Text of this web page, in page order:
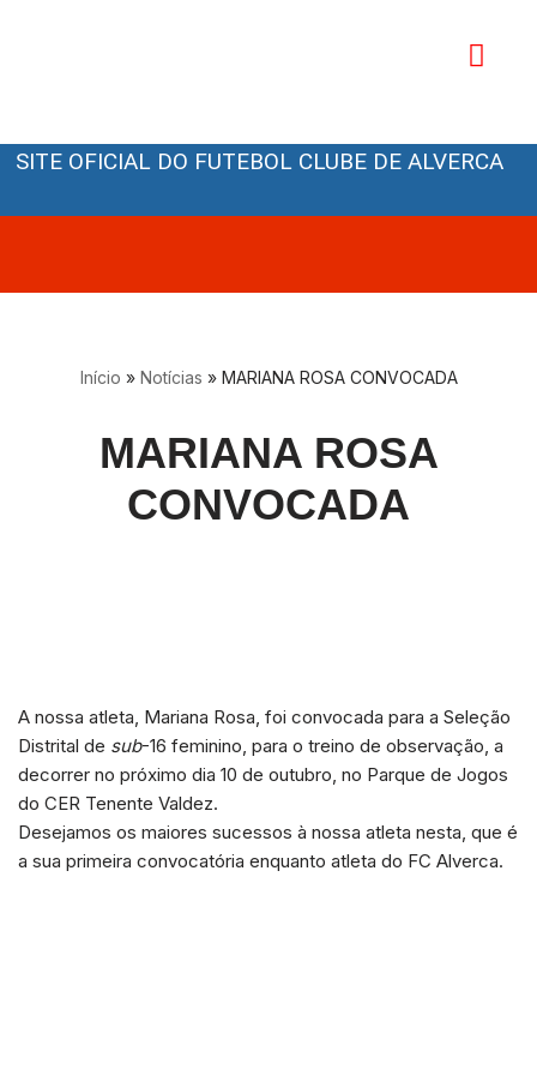
conteúdo
SITE OFICIAL DO FUTEBOL CLUBE DE ALVERCA
Início » Notícias » MARIANA ROSA CONVOCADA
MARIANA ROSA
CONVOCADA
A nossa atleta, Mariana Rosa, foi convocada para a Seleção
Distrital de sub-16 feminino, para o treino de observação, a
decorrer no próximo dia 10 de outubro, no Parque de Jogos
do CER Tenente Valdez.
Desejamos os maiores sucessos à nossa atleta nesta, que é
a sua primeira convocatória enquanto atleta do FC Alverca.